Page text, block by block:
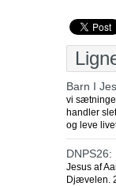
Barn I
vi
handler
og leve
Jesus af
Djævelen.